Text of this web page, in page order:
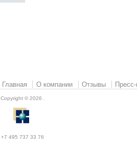
Главная О компании Отзывы
Copyright © 2026
+7 495 737 33 76